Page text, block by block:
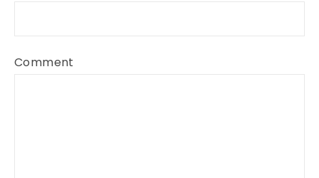
Comment